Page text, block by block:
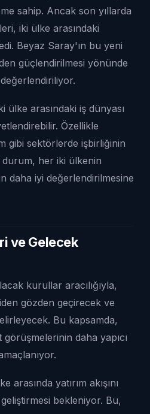
sahip. Ancak son yıllarda
iki ülke arasındaki
Beyaz Saray'ın bu yeni
güçlendirilmesi yönünde
değerlendiriliyor.
ülke arasındaki iş dünyası
Özellikle
gibi sektörlerde işbirliğinin
durum, her iki ülkenin
daha iyi değerlendirilmesine
ve Gelecek
kurullar aracılığıyla,
gözden geçirecek ve
Bu kapsamda,
daha yapıcı
arasında yatırım akışını
bekleniyor. Bu,